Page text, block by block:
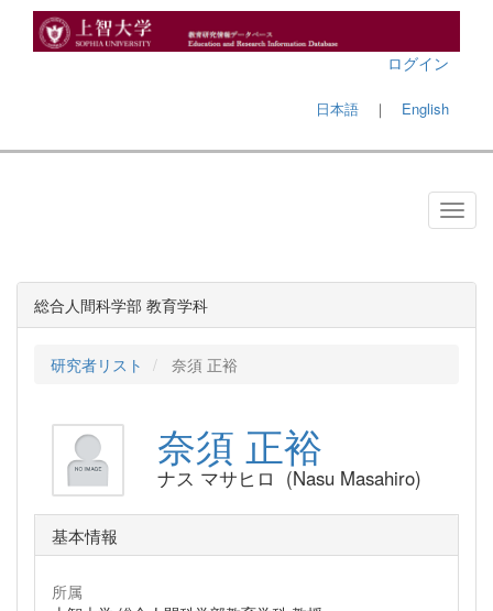
ログイン
日本語 ｜ English
総合人間科学部 教育学科
研究者リスト 奈須 正裕
奈須 正裕
ナス マサヒロ (Nasu Masahiro)
基本情報
所属